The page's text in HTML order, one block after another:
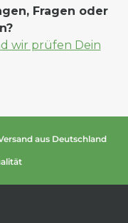
Fragen oder
wir prüfen Dein
aus Deutschland